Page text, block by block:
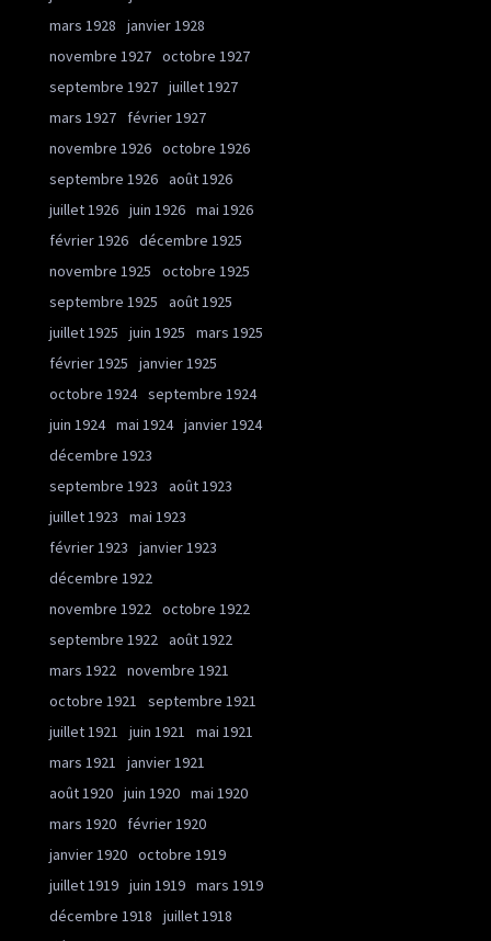
mars 1928
janvier 1928
novembre 1927 octobre 1927
septembre 1927 juillet 1927
mars 1927
février 1927
novembre 1926 octobre 1926
septembre 1926 août 1926
juillet 1926 juin 1926 mai 1926
février 1926 décembre 1925
novembre 1925
octobre 1925
septembre 1925
août 1925
juillet 1925
juin 1925
mars 1925
février 1925
janvier 1925
octobre 1924 septembre 1924
juin 1924 mai 1924 janvier 1924
décembre 1923
septembre 1923
août 1923
juillet 1923
mai 1923
février 1923
janvier 1923
décembre 1922
novembre 1922 octobre 1922
septembre 1922 août 1922
mars 1922 novembre 1921
octobre 1921
septembre 1921
juillet 1921
juin 1921
mai 1921
mars 1921
janvier 1921
août 1920 juin 1920 mai 1920
mars 1920
février 1920
janvier 1920 octobre 1919
juillet 1919 juin 1919 mars 1919
décembre 1918
juillet 1918